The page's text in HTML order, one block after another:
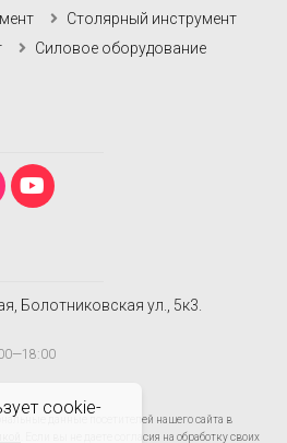
cookie-
Болотниковская ул., 5к3.
данные посетителей нашего сайта в
. Если вы не даете согласия на обработку своих
Столярный инструмент
Силовое оборудование